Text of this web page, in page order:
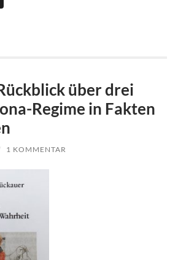
über drei
Regime in Fakten
1 KOMMENTAR